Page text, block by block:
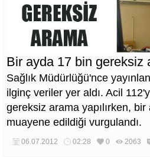
Bir ayda 17 bin gereksiz
Sağlık Müdürlüğü'nce
ilginç veriler yer aldı. Acil
gereksiz arama yapılırken,
muayene edildiği vurgulandı.
06.07.2012 02:28 0 2063